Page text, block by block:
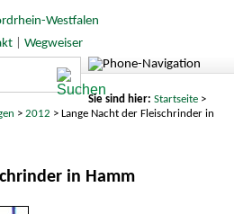
| Wegweiser
Sie sind hier: Startseite>
> 2012 > Lange Nacht der Fleischrinder in
in Hamm